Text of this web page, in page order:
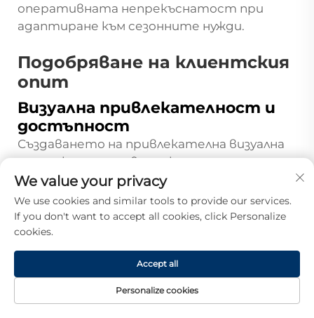
оперативната непрекъснатост при
адаптиране към сезонните нужди.
Подобряване на клиентския
опит
Визуална привлекателност и
достъпност
Създаването на привлекателна визуална
среда, която привлича клиенти и
насърчава по-дълго разглеждане, изисква
внимателно отношение както към
естетичните принципи, така и към
практическия аспект на достъпността.
Чистият и професионален външен вид на
модулните рафтове за супермаркети
предоставя отлична основа за прилагане
на стратегии за визуален мерчендайзинг,
НАЧАЛНА
We value your privacy
We use cookies and similar tools to provide our services.
If you don't want to accept all cookies, click Personalize
cookies.
Personalize cookies
Accept all